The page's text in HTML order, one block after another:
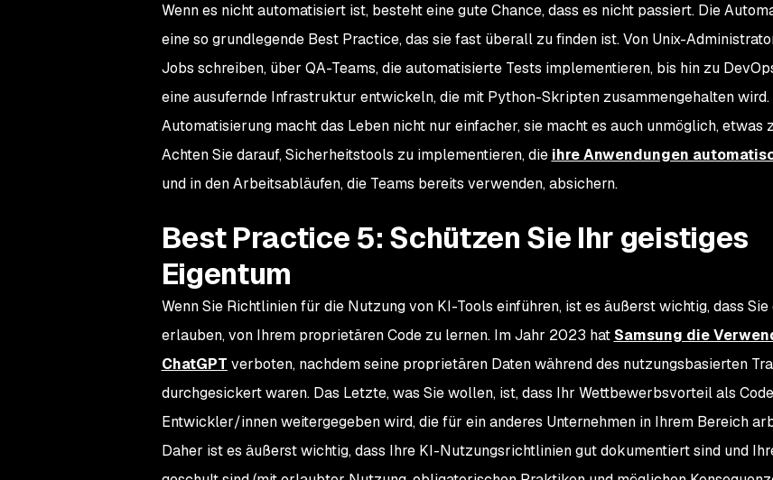
Wenn es nicht automatisiert ist, besteht eine gute Chance, dass es nicht passiert. Die
eine so grundlegende Best Practice, das sie fast überall zu finden ist. Von Unix-
Jobs schreiben, über QA-Teams, die automatisierte Tests implementieren, bis hin zu
eine ausufernde Infrastruktur entwickeln, die mit Python-Skripten zusammengehalten wird.
Automatisierung macht das Leben nicht nur einfacher, sie macht es auch unmöglich, etwas
Achten Sie darauf, Sicherheitstools zu implementieren, die ihre Anwendungen
und in den Arbeitsabläufen, die Teams bereits verwenden, absichern.
Best Practice 5: Schützen Sie Ihr geistiges
Eigentum
Wenn Sie Richtlinien für die Nutzung von KI-Tools einführen, ist es äußerst wichtig, dass Sie
erlauben, von Ihrem proprietären Code zu lernen. Im Jahr 2023 hat Samsung die
ChatGPT verboten, nachdem seine proprietären Daten während des nutzungsbasierten
durchgesickert waren. Das Letzte, was Sie wollen, ist, dass Ihr Wettbewerbsvorteil als
Entwickler/innen weitergegeben wird, die für ein anderes Unternehmen in Ihrem Bereich
Daher ist es äußerst wichtig, dass Ihre KI-Nutzungsrichtlinien gut dokumentiert sind und